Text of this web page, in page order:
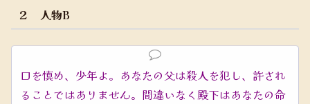
２ 人物B
口を慎め、少年よ。あなたの父は殺人を犯し、許され
ることではありません。間違いなく殿下はあなたの命